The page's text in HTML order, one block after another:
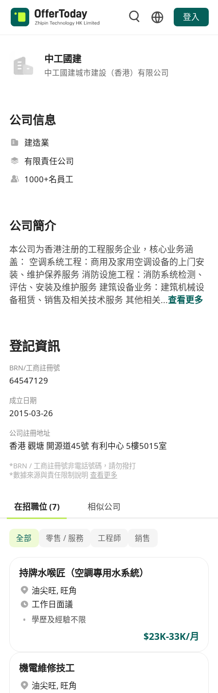
登入
中工國建
中工國建城市建設（香港）有限公司
公司信息
建造業
有限責任公司
1000+名員工
公司簡介
本公司为香港注册的工程服务企业，核心业务涵
盖： 空调系统工程：商用及家用空调设备的上门安
装、维护保养服务 消防设施工程：消防系统检测、
评估、安装及维护服务 建筑设备业务：建筑机械设
备租赁、销售及相关技术服务 其他相关...查看更多
登記資訊
BRN/工商註冊號
64547129
成立日期
2015-03-26
公司註冊地址
香港 觀塘 開源道45號 有利中心 5樓5015室
*BRN / 工商註冊號非電話號碼，請勿撥打
*數據來源與責任限制說明 查看更多
在招職位 (7) 相似公司
全部 零售 / 服務 工程師 銷售
持牌水喉匠（空調專用水系統）
油尖旺, 旺角
工作日面議
學歷及經驗不限
$23K-33K/月
機電維修技工
油尖旺, 旺角